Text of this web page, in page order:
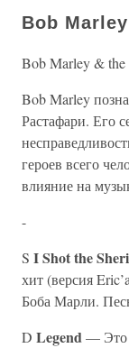
Bob
Bob Marley & the
Bob Marley
Растафари. Его
героев всего
влияние на
-
S I Shot the
хит (версия
Боба Марли.
D Legend— Это